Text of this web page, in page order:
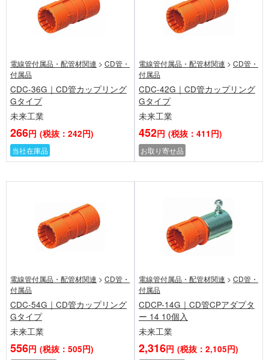
電線管付属品・配管材関連 > CD管・
付属品
CDC-36G｜CD管カップリング
Gタイプ
未来工業
266円 (税抜：242円)
当社在庫品
電線管付属品・配管材関連 > CD管・
付属品
CDC-42G｜CD管カップリング
Gタイプ
未来工業
452円 (税抜：411円)
お取り寄せ品
電線管付属品・配管材関連 > CD管・
付属品
CDC-54G｜CD管カップリング
Gタイプ
未来工業
556円 (税抜：505円)
電線管付属品・配管材関連 > CD管・
付属品
CDCP-14G｜CD管CPアダプタ
ー 14 10個入
未来工業
2,316円 (税抜：2,105円)